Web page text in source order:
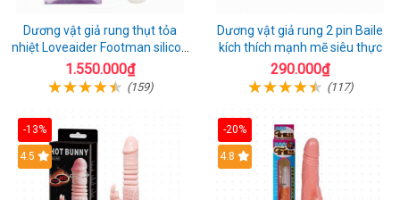
Dương vật giả rung thụt tỏa
nhiệt Loveaider Footman silicon
an toàn
1.550.000₫
(159)
Dương vật giả rung 2 pin Baile
kích thích mạnh mẽ siêu thực
290.000₫
(117)
-13%
Hot
4.5
-20%
Hot
4.8